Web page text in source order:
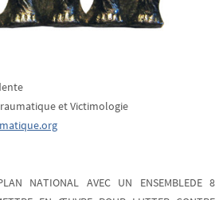
et Victimologie
NATIONAL AVEC UN ENSEMBLEDE 8